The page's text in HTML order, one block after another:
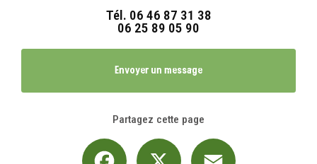
Tél. 06 46 87 31 38
06 25 89 05 90
Envoyer un message
Partagez cette page
Facebook